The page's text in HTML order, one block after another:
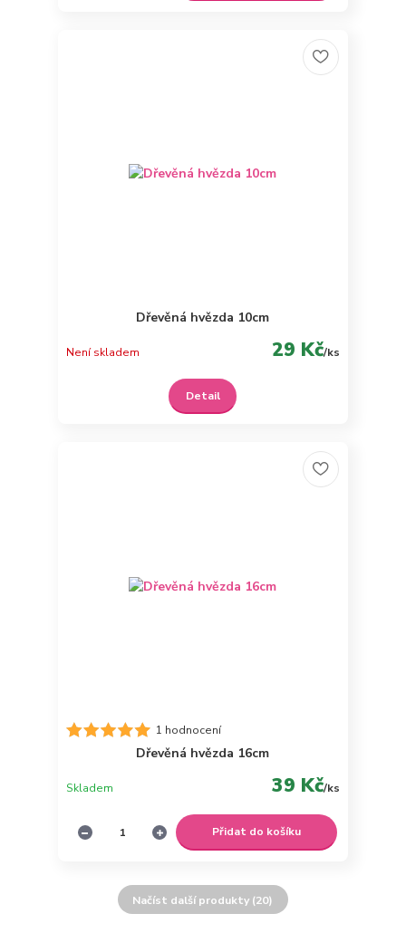
Dřevěná hvězda 10cm
29 Kč/ks
Není skladem
Detail
1 hodnocení
Dřevěná hvězda 16cm
39 Kč/ks
Skladem
Přidat do košíku
Načíst další produkty (20)